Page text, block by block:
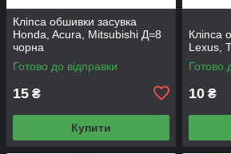
Кліпса обшивки засувка
Honda, Acura, Mitsubishi Д=8
чорна
Готово до відправки
15 ₴
Купити
Кліпса
Lexus,
Готово
10 ₴